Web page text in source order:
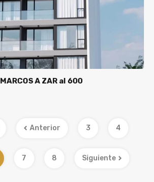
MARCOS A ZAR al 600
Anterior 3 4
7 8 Siguiente